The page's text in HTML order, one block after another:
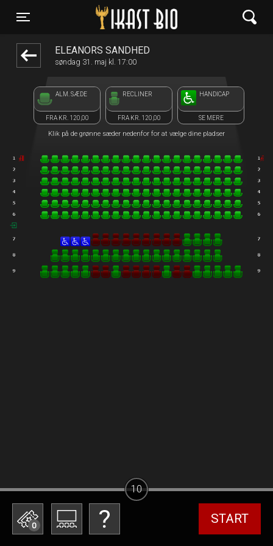
Toggle navigation
Ikast Bio
ELEANORS SANDHED
søndag 31. maj kl. 17:00
ALM. SÆDE
FRA KR. 120,00
RECLINER
FRA KR. 120,00
HANDICAP
SE MERE
Klik på de grønne sæder nedenfor for at vælge dine pladser
0 START
10
1step-front02 121918